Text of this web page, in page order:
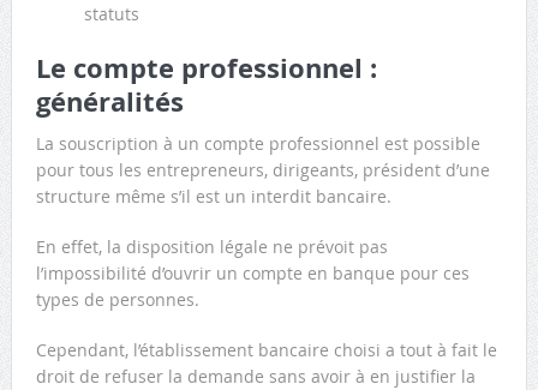
statuts
Le compte professionnel :
généralités
La souscription à un compte professionnel est possible
pour tous les entrepreneurs, dirigeants, président d’une
structure même s’il est un interdit bancaire.
En effet, la disposition légale ne prévoit pas
l’impossibilité d’ouvrir un compte en banque pour ces
types de personnes.
Cependant, l’établissement bancaire choisi a tout à fait le
droit de refuser la demande sans avoir à en justifier la